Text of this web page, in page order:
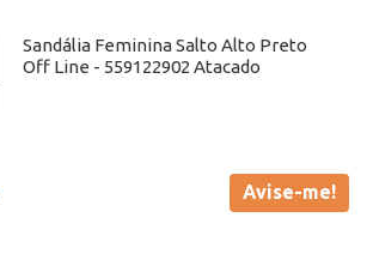
Sandália Feminina Salto Alto Preto
Off Line - 559122902 Atacado
Avise-me!